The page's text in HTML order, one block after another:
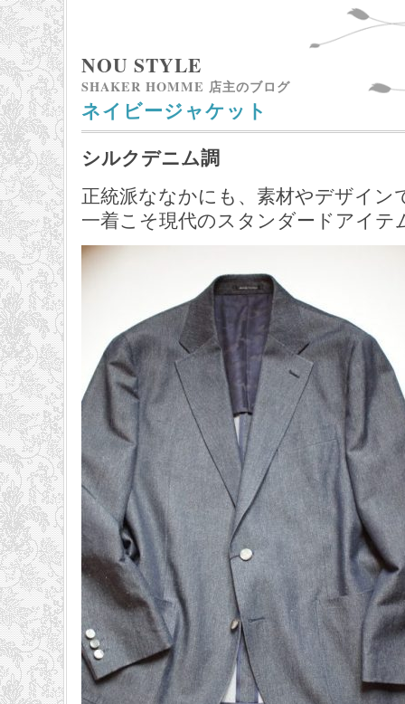
NOU STYLE
SHAKER HOMME 店主のブログ
ネイビージャケット
シルクデニム調
正統派ななかにも、素材やデザイン
一着こそ現代のスタンダードアイテ